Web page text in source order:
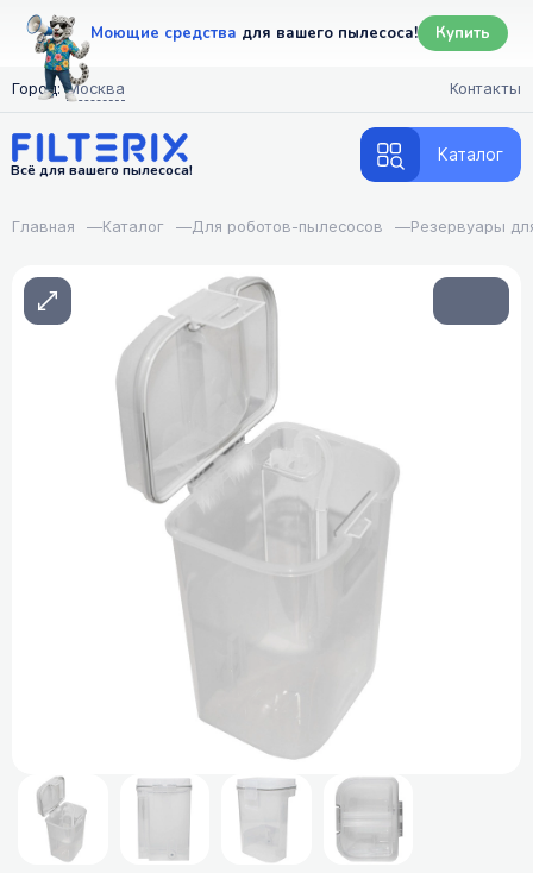
Моющие средства для вашего пылесоса! Купить
Город: Москва Контакты
Всё для вашего пылесоса!
Каталог
Главная —Каталог —Для роботов-пылесосов —Резервуары